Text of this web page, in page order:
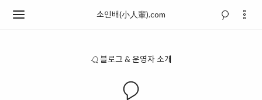
소인배(小人輩).com
블로그 & 운영자 소개